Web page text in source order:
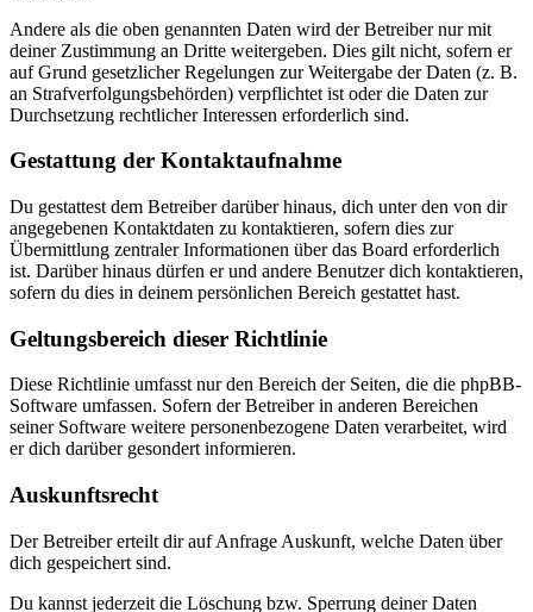
Andere als die oben genannten Daten wird der Betreiber nur mit
deiner Zustimmung an Dritte weitergeben. Dies gilt nicht, sofern er
auf Grund gesetzlicher Regelungen zur Weitergabe der Daten (z. B.
an Strafverfolgungsbehörden) verpflichtet ist oder die Daten zur
Durchsetzung rechtlicher Interessen erforderlich sind.
Gestattung der Kontaktaufnahme
Du gestattest dem Betreiber darüber hinaus, dich unter den von dir
angegebenen Kontaktdaten zu kontaktieren, sofern dies zur
Übermittlung zentraler Informationen über das Board erforderlich
ist. Darüber hinaus dürfen er und andere Benutzer dich kontaktieren,
sofern du dies in deinem persönlichen Bereich gestattet hast.
Geltungsbereich dieser Richtlinie
Diese Richtlinie umfasst nur den Bereich der Seiten, die die phpBB-
Software umfassen. Sofern der Betreiber in anderen Bereichen
seiner Software weitere personenbezogene Daten verarbeitet, wird
er dich darüber gesondert informieren.
Auskunftsrecht
Der Betreiber erteilt dir auf Anfrage Auskunft, welche Daten über
dich gespeichert sind.
Du kannst jederzeit die Löschung bzw. Sperrung deiner Daten